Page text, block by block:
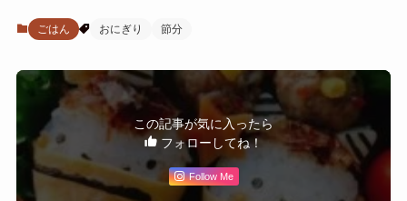
ごはん おにぎり 節分
この記事が気に入ったら
フォローしてね！
Follow Me